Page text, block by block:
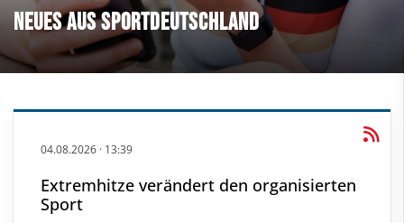
Neues aus Sportdeutschland
04.08.2026 · 13:39
Extremhitze verändert den organisierten
Sport